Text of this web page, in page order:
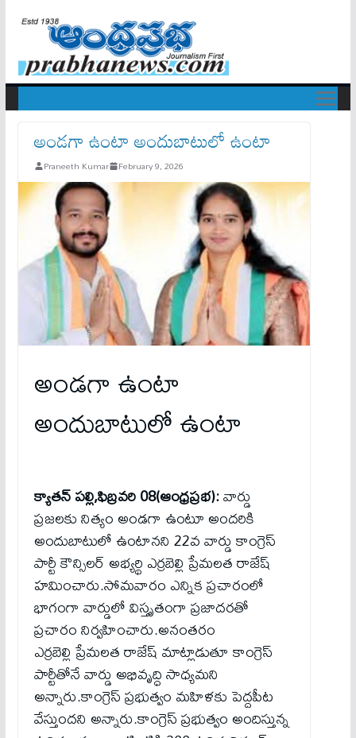
అండగా ఉంటా అందుబాటులో ఉంటా
Praneeth Kumar February 9, 2026
అండగా ఉంటా
అందుబాటులో ఉంటా
క్యాతన్ పల్లి,ఫిబ్రవరి 08(ఆంధ్రప్రభ):వార్డు
ప్రజలకు నిత్యం అండగా ఉంటూ అందరికి
అందుబాటులో ఉంటానని 22వ వార్డు కాంగ్రెస్
పార్టీ కౌన్సిలర్ అభ్యర్థి ఎర్రబెల్లి ప్రేమలత రాజేష్
హమించారు.సోమవారం ఎన్నిక ప్రచారంలో
భాగంగా వార్డులో విస్తృతంగా ప్రజాదరతో
ప్రచారం నిర్వహించారు.అనంతరం
ఎర్రబెల్లి ప్రేమలత రాజేష్ మాట్లాడుతూ కాంగ్రెస్
పార్టీతోనే వార్డు అభివృద్ధి సాధ్యమని
అన్నారు.కాంగ్రెస్ ప్రభుత్వం మహిళకు పెద్దపీట
వేస్తుందని అన్నారు.కాంగ్రెస్ ప్రభుత్వం అందిస్తున్న